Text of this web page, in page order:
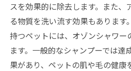
スを効果的に除去します。また、
る物質を洗い流す効果もあります
持つペットには、オゾンシャワー
ます。一般的なシャンプーでは達
果があり、ペットの肌や毛の健康